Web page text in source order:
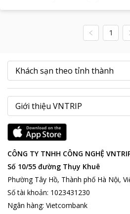
1
CÔNG TY TNHH CÔNG NGHỆ
Số 10/55 đường Thụy Khuê
Phường Tây Hồ, Thành phố Hà Nội,
Số tài khoản: 1023431230
Ngân hàng: Vietcombank